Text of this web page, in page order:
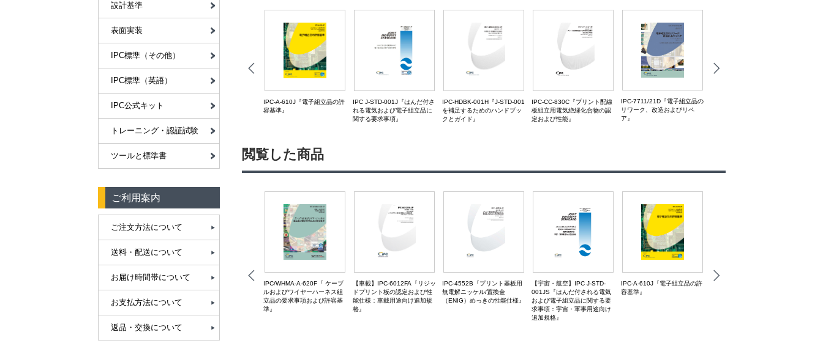
IPC-7711/21D『電子組立品の
リワーク、改造およびリペ
［英語版］IPC-AJ-820A:
Assembly & Joining
Handbook
IPC-A-610J『電子組立品の許
容基準』
IPC J-STD-001J『はんだ付さ
れる電気および電子組立品に
関する要求事項』
IPC-HDBK-001H『J-STD-001
を補足するためのハンドブッ
クとガイド』
IPC-CC-830C『プリント配線
板組立用電気絶縁化合物の認
定および性能』
IPC-7711/21D『電子組立品の
リワーク、改造およびリペ
ア』
閲覧した商品
［CircuitMedic］サーキットフ
レーム - ランド・パック
（#525-2601-1）
［CircuitMedic］サーキットフ
レーム - ゴールド・コンタク
ト（#525-2901-3）
IPC/WHMA-A-620F『 ケーブ
ルおよびワイヤーハーネス組
立品の要求事項および許容基
準』
【車載】IPC-6012FA『リジッ
ドプリント板の認定および性
能仕様：車載用途向け追加規
格』
IPC-4552B『プリント基板用
無電解ニッケル/置換金
（ENIG）めっきの性能仕様』
【宇宙・航空】IPC J-STD-
001JS『はんだ付される電気
および電子組立品に関する要
求事項：宇宙・軍事用途向け
追加規格』
IPC-A-610J『電子組立品の許
容基準』
IPC J-STD-001J『はんだ付さ
設計基準
表面実装
IPC標準（その他）
IPC標準（英語）
IPC公式キット
トレーニング・認証試験
ツールと標準書
ご利用案内
ご注文方法について
送料・配送について
お届け時間帯について
お支払方法について
返品・交換について